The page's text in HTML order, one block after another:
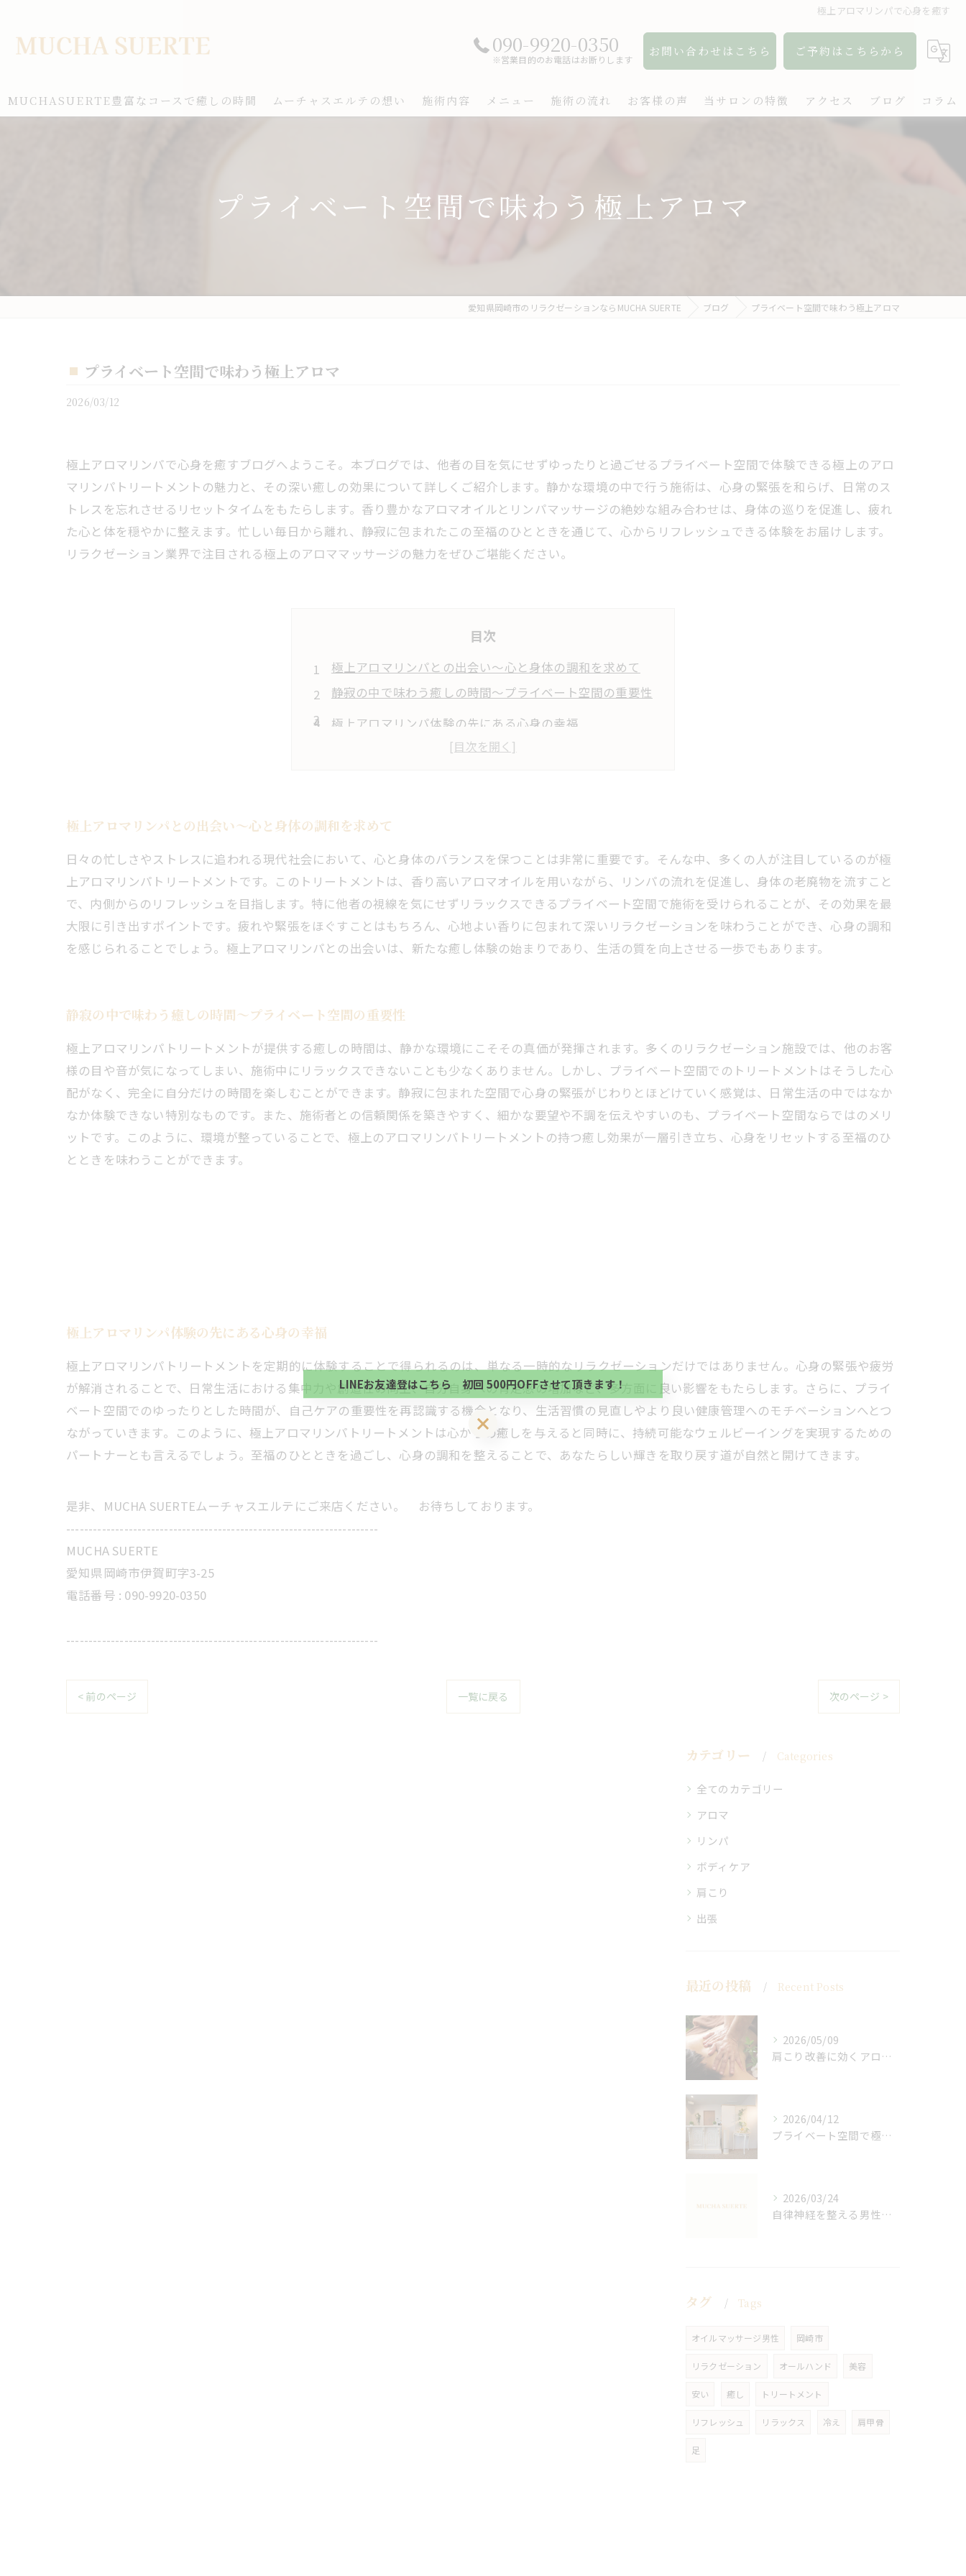
極上アロマリンパで心身を癒す
090-9920-0350
※営業目的のお電話はお断りします
お問い合わせはこちら ご予約はこちらから
MUCHASUERTE豊富なコースで癒しの時間 ムーチャスエルテの想い 施術内容 メニュー 施術の流れ お客様の声 当サロンの特徴
ボディケア
アクセス ブログ コラム
プライベート空間で味わう極上アロマ
愛知県岡崎市のリラクゼーションならMUCHA SUERTE ブログ プライベート空間で味わう極上アロマ
プライベート空間で味わう極上アロマ
2026/03/12
極上アロマリンパで心身を癒すブログへようこそ。本ブログでは、他者の目を気にせずゆったりと過ごせるプライベート空間で体験できる極上のアロ
マリンパトリートメントの魅力と、その深い癒しの効果について詳しくご紹介します。静かな環境の中で行う施術は、心身の緊張を和らげ、日常のス
トレスを忘れさせるリセットタイムをもたらします。香り豊かなアロマオイルとリンパマッサージの絶妙な組み合わせは、身体の巡りを促進し、疲れ
た心と体を穏やかに整えます。忙しい毎日から離れ、静寂に包まれたこの至福のひとときを通じて、心からリフレッシュできる体験をお届けします。
リラクゼーション業界で注目される極上のアロママッサージの魅力をぜひご堪能ください。
目次
極上アロマリンパとの出会い〜心と身体の調和を求めて
静寂の中で味わう癒しの時間〜プライベート空間の重要性
極上アロマリンパ体験の先にある心身の幸福
極上アロマリンパとの出会い〜心と身体の調和を求めて
日々の忙しさやストレスに追われる現代社会において、心と身体のバランスを保つことは非常に重要です。そんな中、多くの人が注目しているのが極
上アロマリンパトリートメントです。このトリートメントは、香り高いアロマオイルを用いながら、リンパの流れを促進し、身体の老廃物を流すこと
で、内側からのリフレッシュを目指します。特に他者の視線を気にせずリラックスできるプライベート空間で施術を受けられることが、その効果を最
大限に引き出すポイントです。疲れや緊張をほぐすことはもちろん、心地よい香りに包まれて深いリラクゼーションを味わうことができ、心身の調和
を感じられることでしょう。極上アロマリンパとの出会いは、新たな癒し体験の始まりであり、生活の質を向上させる一歩でもあります。
静寂の中で味わう癒しの時間〜プライベート空間の重要性
極上アロマリンパトリートメントが提供する癒しの時間は、静かな環境にこそその真価が発揮されます。多くのリラクゼーション施設では、他のお客
様の目や音が気になってしまい、施術中にリラックスできないことも少なくありません。しかし、プライベート空間でのトリートメントはそうした心
配がなく、完全に自分だけの時間を楽しむことができます。静寂に包まれた空間で心身の緊張がじわりとほどけていく感覚は、日常生活の中ではなか
なか体験できない特別なものです。また、施術者との信頼関係を築きやすく、細かな要望や不調を伝えやすいのも、プライベート空間ならではのメリ
ットです。このように、環境が整っていることで、極上のアロマリンパトリートメントの持つ癒し効果が一層引き立ち、心身をリセットする至福のひ
とときを味わうことができます。
極上アロマリンパ体験の先にある心身の幸福
極上アロマリンパトリートメントを定期的に体験することで得られるのは、単なる一時的なリラクゼーションだけではありません。心身の緊張や疲労
が解消されることで、日常生活における集中力や創造性の向上、自分自身への肯定感の増加など、多方面に良い影響をもたらします。さらに、プライ
ベート空間でのゆったりとした時間が、自己ケアの重要性を再認識する機会となり、生活習慣の見直しやより良い健康管理へのモチベーションへとつ
ながっていきます。このように、極上アロマリンパトリートメントは心からの癒しを与えると同時に、持続可能なウェルビーイングを実現するための
パートナーとも言えるでしょう。至福のひとときを過ごし、心身の調和を整えることで、あなたらしい輝きを取り戻す道が自然と開けてきます。
是非、MUCHA SUERTEムーチャスエルテにご来店ください。 お待ちしております。
----------------------------------------------------------------------
MUCHA SUERTE
愛知県岡崎市伊賀町字3-25
電話番号 : 090-9920-0350
----------------------------------------------------------------------
< 前のページ 一覧に戻る 次のページ >
カテゴリー Categories
全てのカテゴリー
アロマ
リンパ
ボディケア
肩こり
出張
最近の投稿 Recent Posts
2026/05/09
肩こり改善に効くアロマリンパの手技と効果
2026/04/12
プライベート空間で極上アロマリンパケアの効果
2026/03/24
自律神経を整える男性オイルマッサージ
タグ Tags
オイルマッサージ男性 岡崎市
リラクゼーション オールハンド 美容
安い 癒し トリートメント
リフレッシュ リラックス 冷え 肩甲骨
足
当サロンの公式LINE@にお友達登録頂いたお客様は
初回 500円OFFさせて頂きます。 既に 追加済の
方、不必要な方 お手数ですが、✖印でお閉じ下さい。
LINEお友達登はこちら 初回 500円OFFさせて頂きます！
初回 500円OFFさせて頂きます。 既に 追加済の
方、不必要な方 お手数ですが、✖印でお閉じ下さい。
LINEお友達登はこちら 初回 500円OFFさせて頂きます！